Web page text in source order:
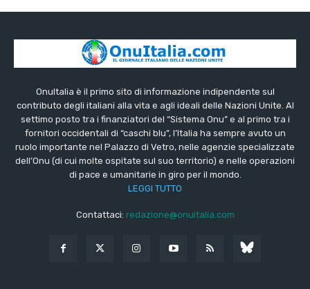
OnuItalia è il primo sito di informazione indipendente sul
contributo degli italiani alla vita e agli ideali delle Nazioni Unite. Al
settimo posto tra i finanziatori del “Sistema Onu” e al primo tra i
fornitori occidentali di “caschi blu”, l’Italia ha sempre avuto un
ruolo importante nel Palazzo di Vetro, nelle agenzie specializzate
dell’Onu (di cui molte ospitate sul suo territorio) e nelle operazioni
di pace e umanitarie in giro per il mondo.
LEGGI TUTTO
Contattaci: redazione@onuitalia.com